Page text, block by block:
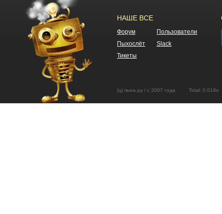
НАШЕ ВСЕ
Форум
Пользователи
Пыхослёт
Slack
Тикеты
(ц) пыха.ру / с 2007 года Total: